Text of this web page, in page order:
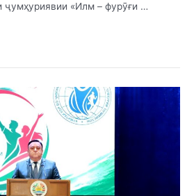
ҷумҳуриявии «Илм – фурӯғи …